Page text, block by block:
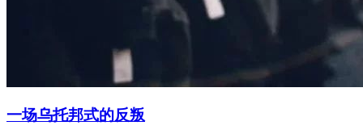
一场乌托邦式的反叛